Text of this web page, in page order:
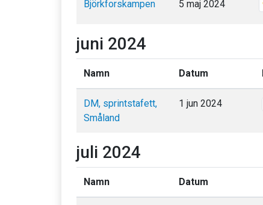
Björkforskampen 5 maj 2024
juni 2024
Namn Datum
DM, sprintstafett,
Småland
1 jun 2024
juli 2024
Namn Datum